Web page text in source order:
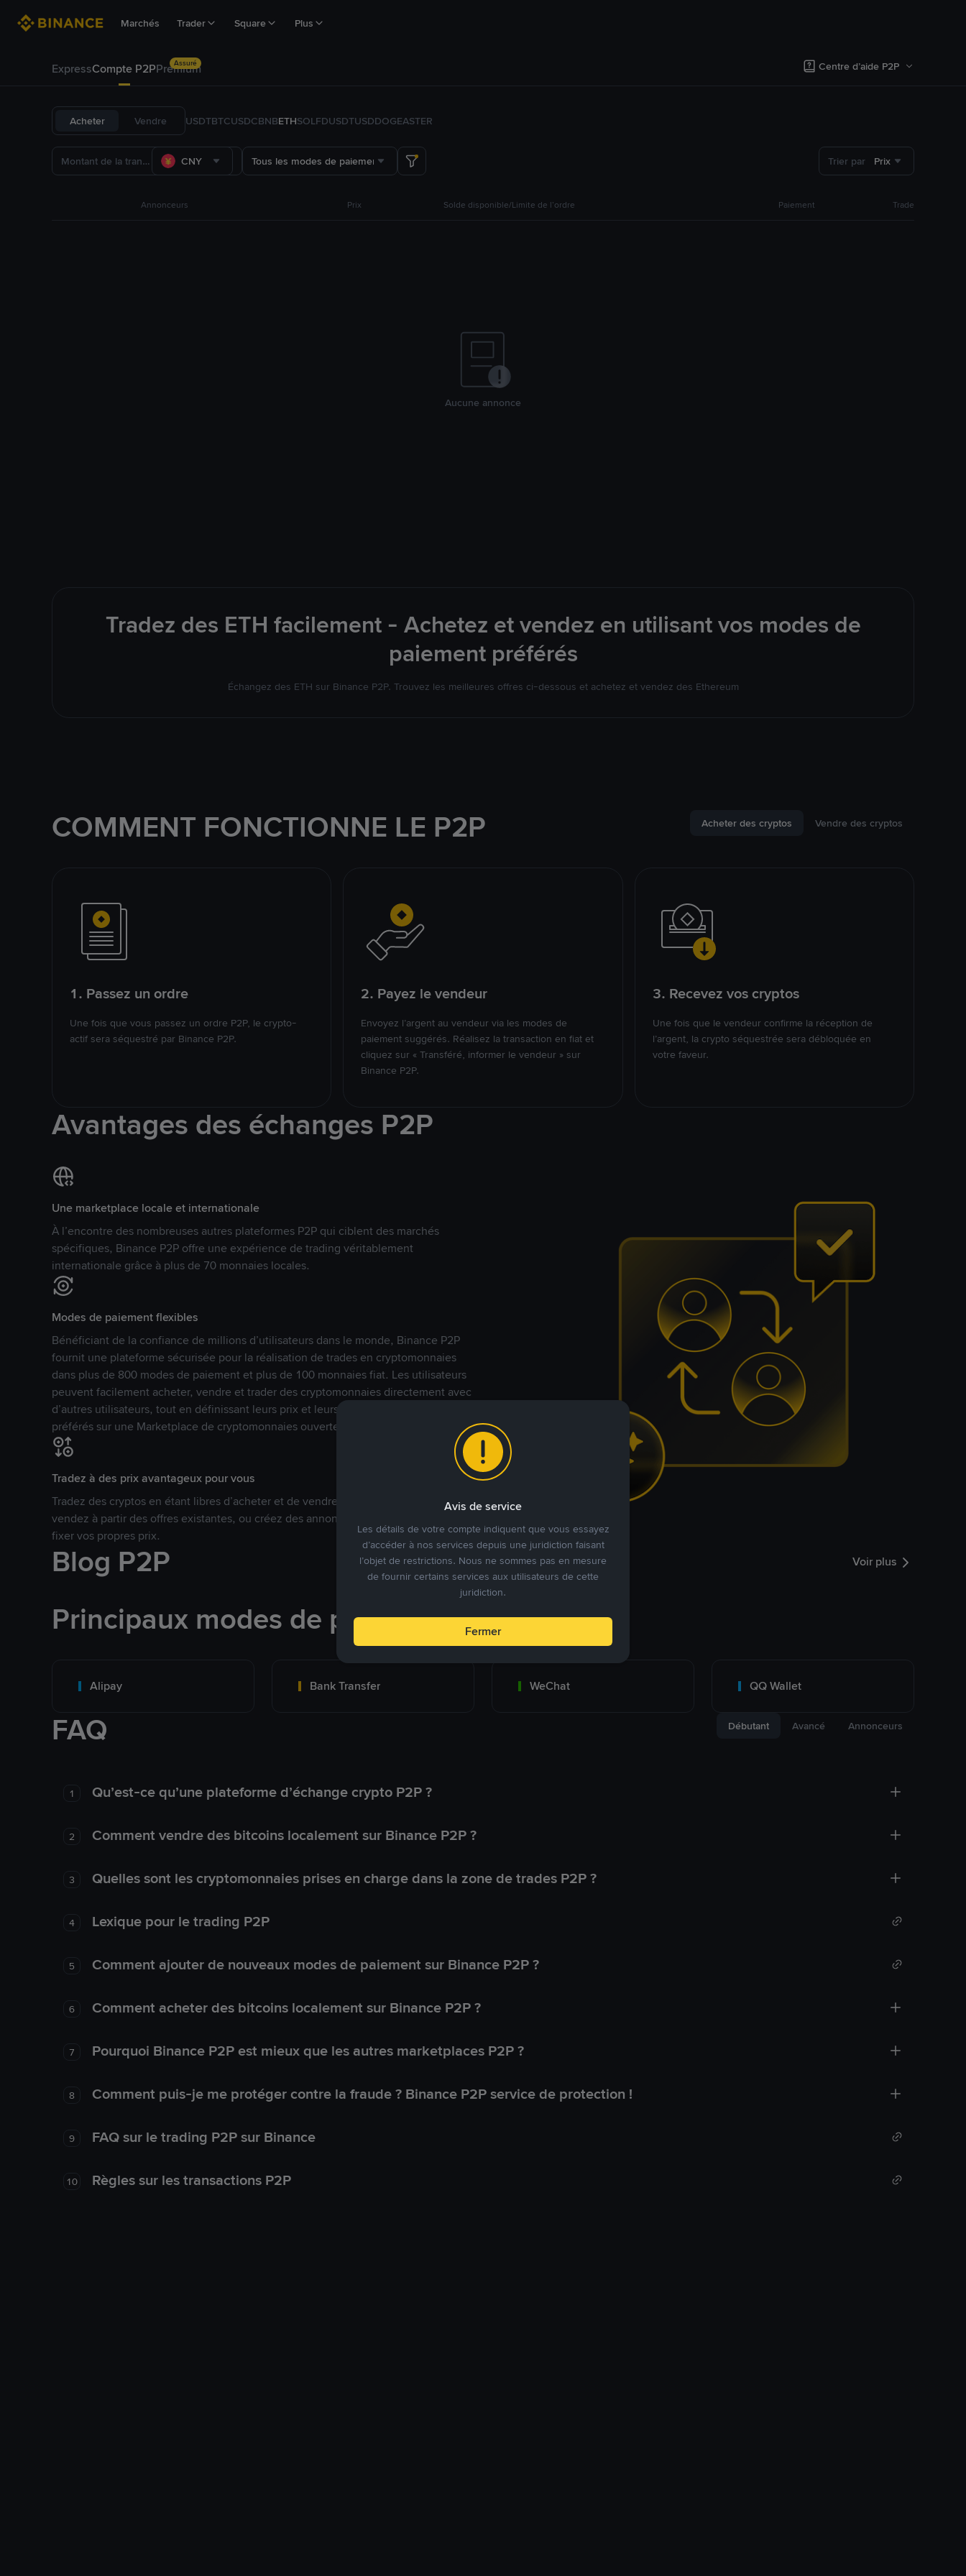
Marchés Trader Square Plus
ExpressCompte P2PPremium
Assuré Centre d’aide P2P
Acheter Vendre USDTBTCUSDCBNBETHSOLFDUSDTUSDDOGEASTER
CNY Tous les modes de paiement Trier par Prix
Annonceurs Prix Solde disponible/Limite de l’ordre Paiement Trade
Aucune annonce
Tradez des ETH facilement - Achetez et vendez en utilisant vos modes de
paiement préférés
Échangez des ETH sur Binance P2P. Trouvez les meilleures offres ci-dessous et achetez et vendez des Ethereum
COMMENT FONCTIONNE LE P2P Acheter des cryptos Vendre des cryptos
1. Passez un ordre
Une fois que vous passez un ordre P2P, le crypto-
actif sera séquestré par Binance P2P.
2. Payez le vendeur
Envoyez l’argent au vendeur via les modes de
paiement suggérés. Réalisez la transaction en fiat et
cliquez sur « Transféré, informer le vendeur » sur
Binance P2P.
3. Recevez vos cryptos
Une fois que le vendeur confirme la réception de
l’argent, la crypto séquestrée sera débloquée en
votre faveur.
Avantages des échanges P2P
Une marketplace locale et internationale
À l’encontre des nombreuses autres plateformes P2P qui ciblent des marchés
spécifiques, Binance P2P offre une expérience de trading véritablement
internationale grâce à plus de 70 monnaies locales.
Modes de paiement flexibles
Bénéficiant de la confiance de millions d’utilisateurs dans le monde, Binance P2P
fournit une plateforme sécurisée pour la réalisation de trades en cryptomonnaies
dans plus de 800 modes de paiement et plus de 100 monnaies fiat. Les utilisateurs
peuvent facilement acheter, vendre et trader des cryptomonnaies directement avec
d’autres utilisateurs, tout en définissant leurs prix et leurs modes de paiement
préférés sur une Marketplace de cryptomonnaies ouverte.
Tradez à des prix avantageux pour vous
Tradez des cryptos en étant libres d’acheter et de vendre à votre prix. Achetez ou
vendez à partir des offres existantes, ou créez des annonces commerciales pour
fixer vos propres prix.
Blog P2P Voir plus
Principaux modes de paiement
Alipay Bank Transfer WeChat QQ Wallet
FAQ Débutant Avancé Annonceurs
1 Qu’est-ce qu’une plateforme d’échange crypto P2P ?
2 Comment vendre des bitcoins localement sur Binance P2P ?
3 Quelles sont les cryptomonnaies prises en charge dans la zone de trades P2P ?
4 Lexique pour le trading P2P
5 Comment ajouter de nouveaux modes de paiement sur Binance P2P ?
6 Comment acheter des bitcoins localement sur Binance P2P ?
7 Pourquoi Binance P2P est mieux que les autres marketplaces P2P ?
8 Comment puis-je me protéger contre la fraude ? Binance P2P service de protection !
9 FAQ sur le trading P2P sur Binance
10 Règles sur les transactions P2P
Avis de service
Les détails de votre compte indiquent que vous essayez
d’accéder à nos services depuis une juridiction faisant
l’objet de restrictions. Nous ne sommes pas en mesure
de fournir certains services aux utilisateurs de cette
juridiction.
Fermer